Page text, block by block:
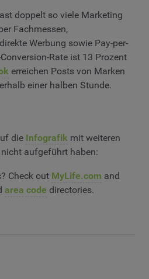
doppelt so viele Marketing
Fachmessen,
Werbung sowie Pay-per-
Rate ist 13 Prozent
erreichen Posts von Marken
einer halben Stunde.
die Infografik mit weiteren
aufgeführt haben:
Check out MyLife.com and
area code directories.